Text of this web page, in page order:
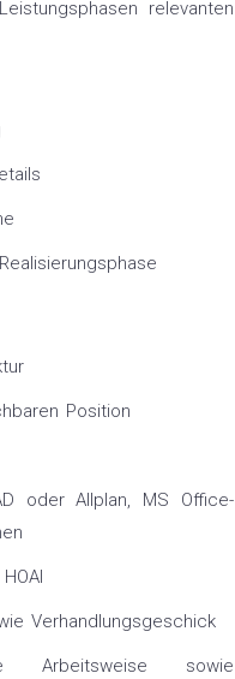
relevanten
Position
oder Allplan, MS Office-
Verhandlungsgeschick
Arbeitsweise sowie